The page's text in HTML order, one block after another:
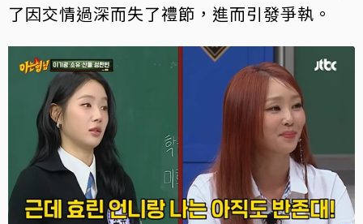
了因交情過深而失了禮節，進而引發爭執。